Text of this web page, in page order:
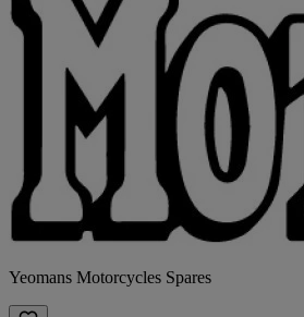
Yeomans Motorcycles Spares